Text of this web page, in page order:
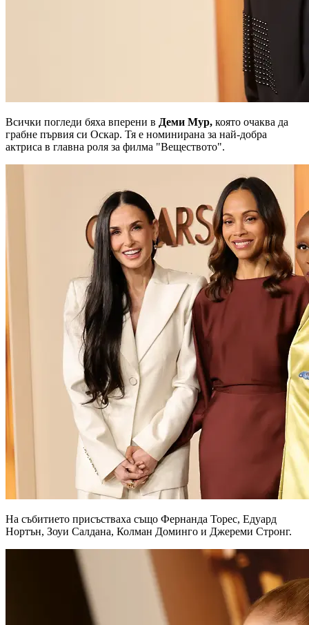
Всички погледи бяха вперени в Деми Мур, която очаква да
грабне първия си Оскар. Тя е номинирана за най-добра
актриса в главна роля за филма "Веществото".
На събитието присъстваха също Фернанда Торес, Едуард
Нортън, Зоуи Салдана, Колман Доминго и Джереми Стронг.